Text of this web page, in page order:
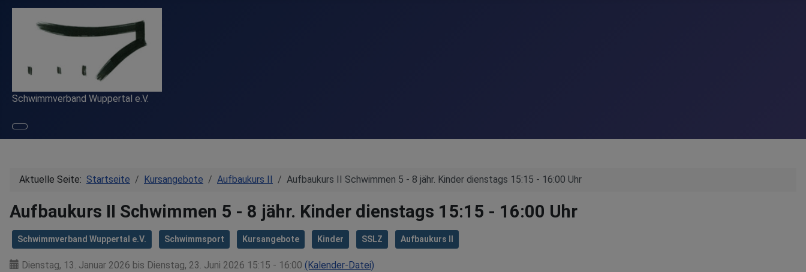
Schwimmverband Wuppertal e.V.
Aktuelle Seite: Startseite Kursangebote Aufbaukurs II Aufbaukurs II Schwimmen 5 - 8 jähr. Kinder dienstags 15:15 - 16:00 Uhr
Aufbaukurs II Schwimmen 5 - 8 jähr. Kinder dienstags 15:15 - 16:00 Uhr
Schwimmverband Wuppertal e.V. Schwimmsport Kursangebote Kinder SSLZ Aufbaukurs II
Dienstag, 13. Januar 2026 bis Dienstag, 23. Juni 2026 15:15 - 16:00 (Kalender-Datei)